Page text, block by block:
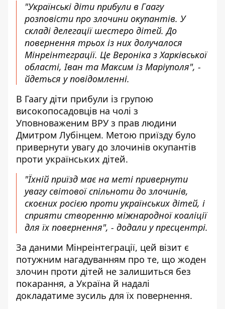
"Українські діти прибули в Гаагу
розповісти про злочини окупантів. У
складі делегації шестеро дітей. До
повернення трьох із них долучалося
Мінреінтеграції. Це Вероніка з Харківської
області, Іван та Максим із Маріуполя", -
йдеться у повідомленні.
В Гаагу діти прибули із групою
високопосадовців на чолі з
Уповноваженим ВРУ з прав людини
Дмитром Лубінцем. Метою приїзду було
привернути увагу до злочинів окупантів
проти українських дітей.
"Їхній приїзд має на меті привернути
увагу світової спільноти до злочинів,
скоєних росією проти українських дітей, і
сприяти створенню міжнародної коаліції
для їх повернення", - додали у пресцентрі.
За даними Мінреінтеграції, цей візит є
потужним нагадуванням про те, що жоден
злочин проти дітей не залишиться без
покарання, а Україна й надалі
докладатиме зусиль для їх повернення.